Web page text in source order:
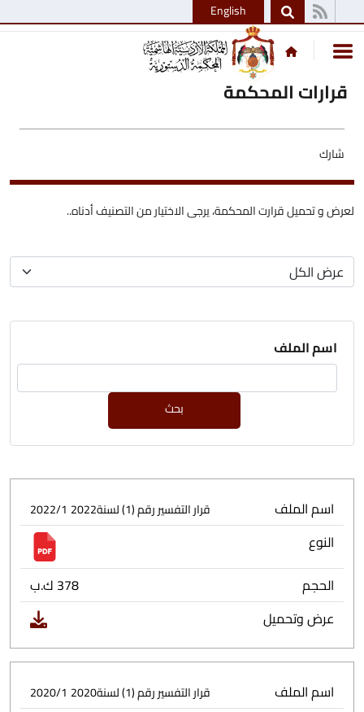
English
قرارات المحكمة
شارك
لعرض و تحميل قرارت المحكمة، يرجى الاختيار من التصنيف أدناه..
اسم الملف
بحث
اسم الملف قرار التفسير رقم (1) لسنة2022 2022/1
النوع
الحجم
378 ك.ب
عرض وتحميل
اسم الملف قرار التفسير رقم (1) لسنة2020 2020/1